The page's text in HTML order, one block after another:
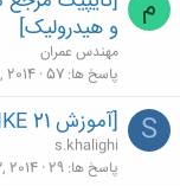
م
و هیدرولیک]
مهندس عمران
پاسخ ها 57
S [آموزش MIKE 21]
s.khalighi
پاسخ ها 29
2014